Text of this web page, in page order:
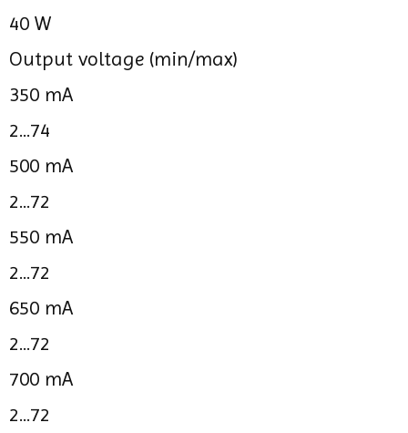
40 W
Output voltage (min/max)
350 mA
2...74
500 mA
2...72
550 mA
2...72
650 mA
2...72
700 mA
2...72